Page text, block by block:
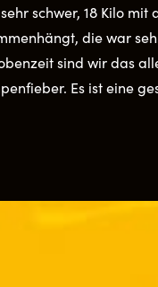
schwer, 18 Kilo
die war
sind wir das
Es ist eine